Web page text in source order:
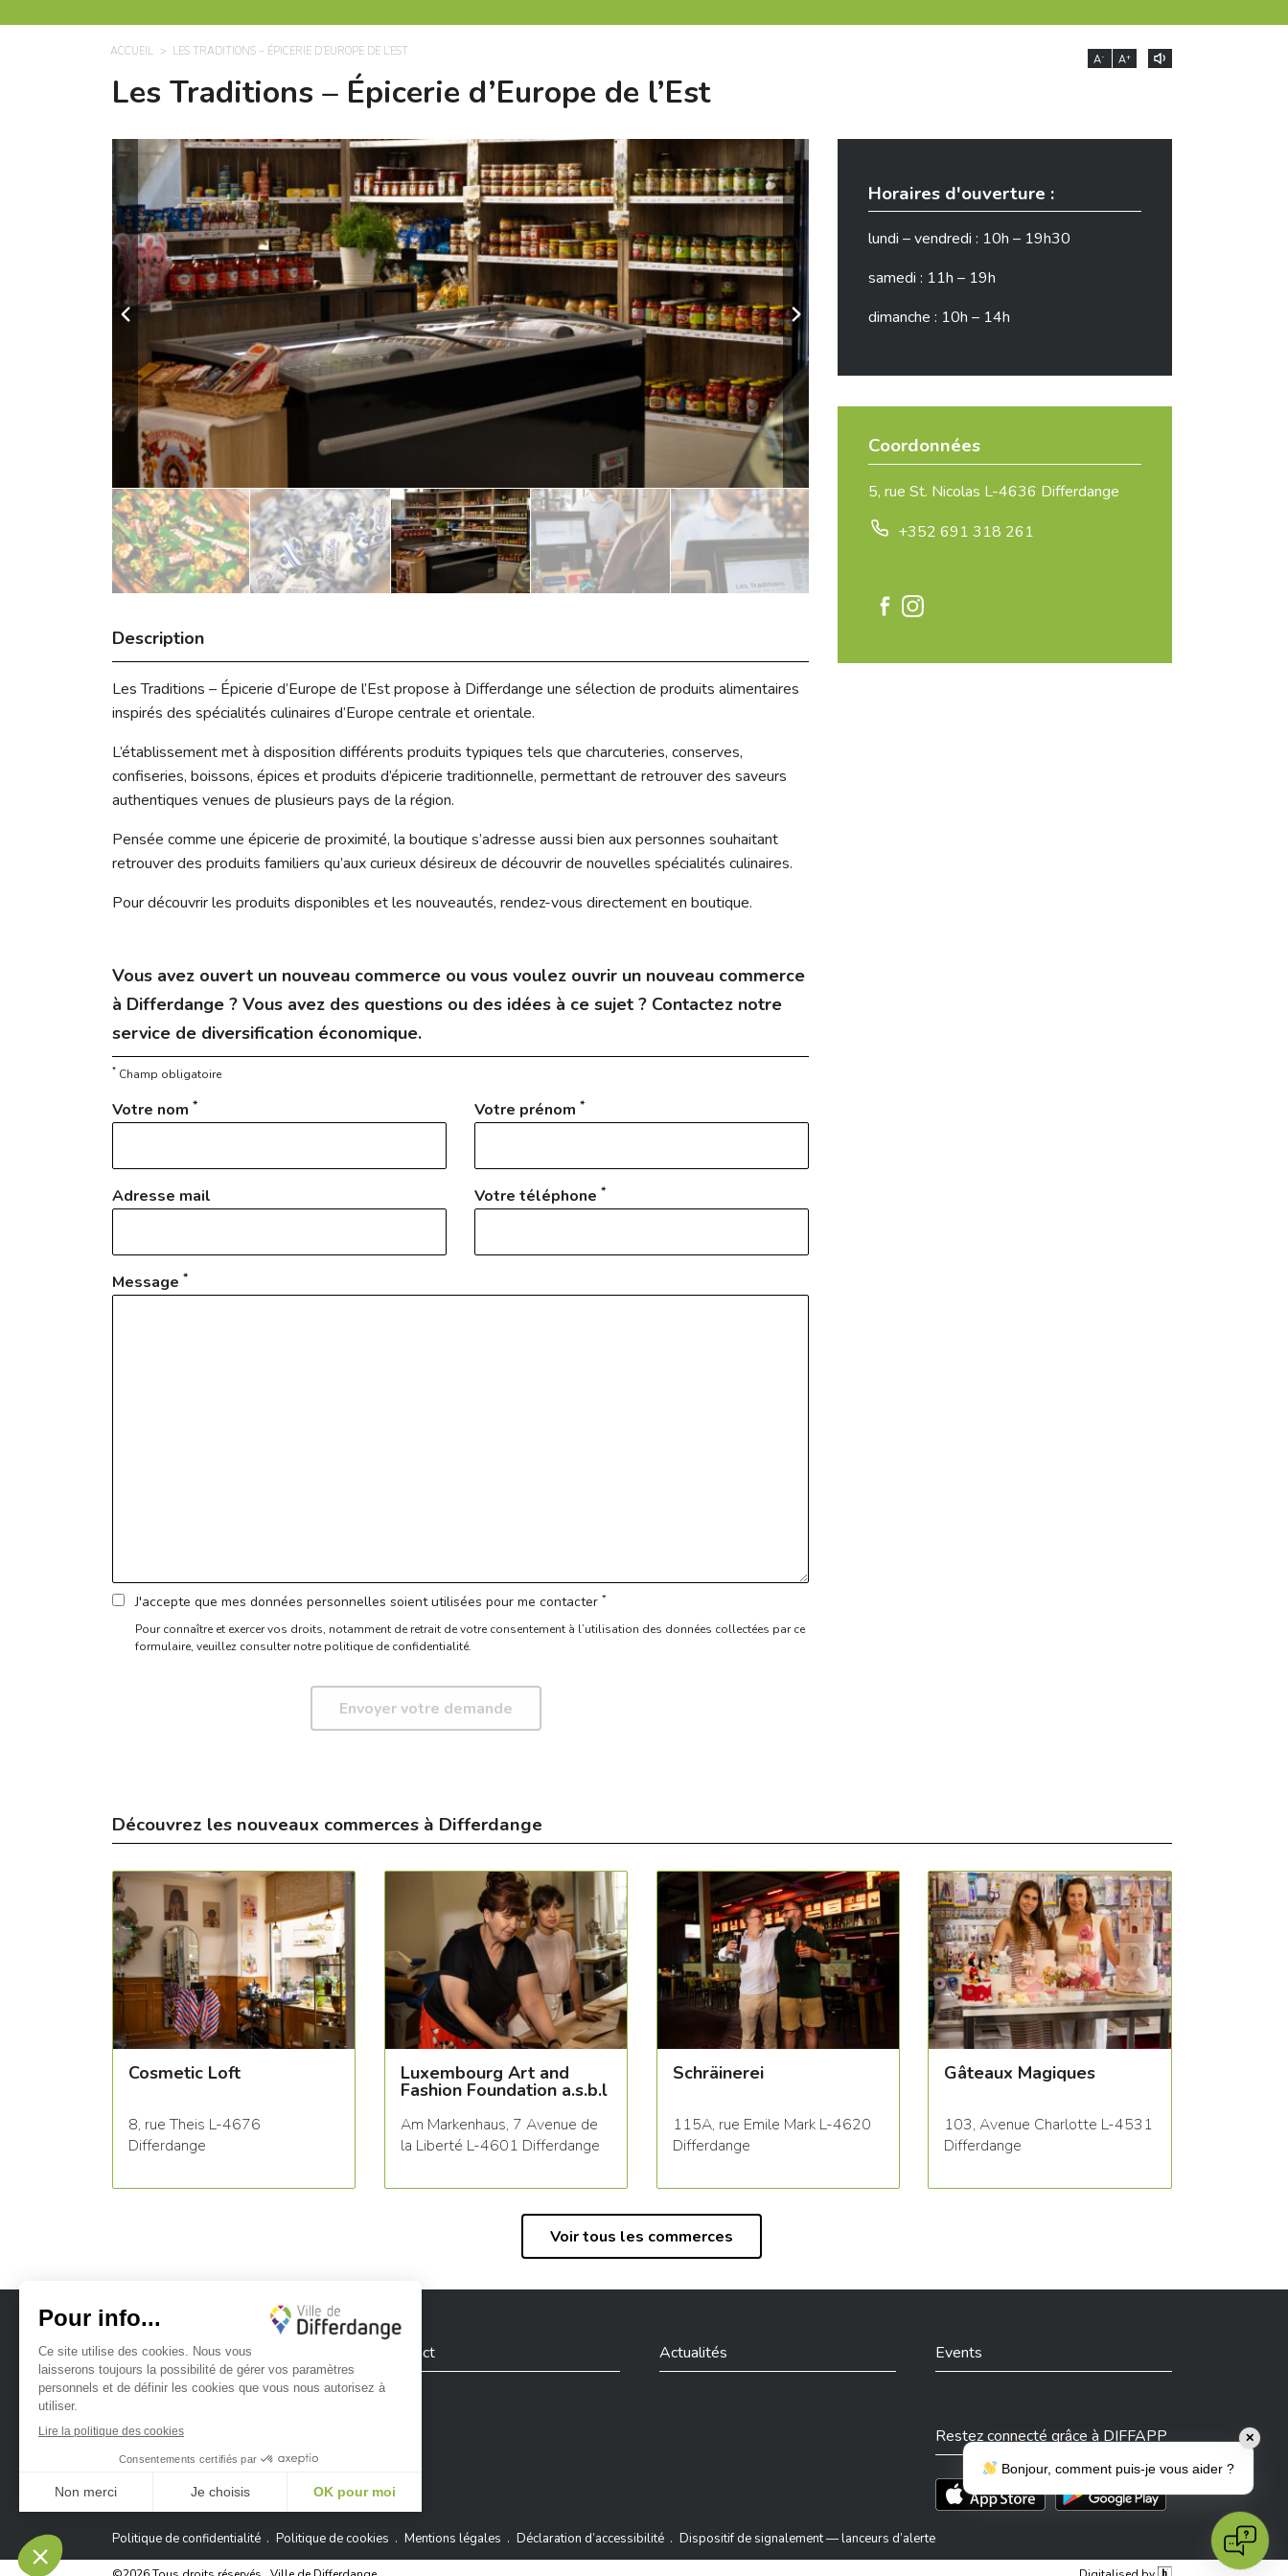
ACCUEIL LES TRADITIONS – ÉPICERIE D’EUROPE DE L’EST
A- A+
Les Traditions – Épicerie d’Europe de l’Est
Description
Les Traditions – Épicerie d’Europe de l’Est propose à Differdange une sélection de produits alimentaires
inspirés des spécialités culinaires d’Europe centrale et orientale.
L’établissement met à disposition différents produits typiques tels que charcuteries, conserves,
confiseries, boissons, épices et produits d’épicerie traditionnelle, permettant de retrouver des saveurs
authentiques venues de plusieurs pays de la région.
Pensée comme une épicerie de proximité, la boutique s’adresse aussi bien aux personnes souhaitant
retrouver des produits familiers qu’aux curieux désireux de découvrir de nouvelles spécialités culinaires.
Pour découvrir les produits disponibles et les nouveautés, rendez-vous directement en boutique.
Vous avez ouvert un nouveau commerce ou vous voulez ouvrir un nouveau commerce
à Differdange ? Vous avez des questions ou des idées à ce sujet ? Contactez notre
service de diversification économique.
*Champ obligatoire
Votre nom * Votre prénom *
Adresse mail Votre téléphone *
Message *
J'accepte que mes données personnelles soient utilisées pour me contacter *
Pour connaître et exercer vos droits, notamment de retrait de votre consentement à l’utilisation des données collectées par ce
formulaire, veuillez consulter notre politique de confidentialité.
Horaires d'ouverture :
lundi – vendredi : 10h – 19h30
samedi : 11h – 19h
dimanche : 10h – 14h
Coordonnées
5, rue St. Nicolas L-4636 Differdange
+352 691 318 261
Découvrez les nouveaux commerces à Differdange
Cosmetic Loft
8, rue Theis L-4676
Differdange
Luxembourg Art and
Fashion Foundation a.s.b.l
Am Markenhaus, 7 Avenue de
la Liberté L-4601 Differdange
Schräinerei
115A, rue Emile Mark L-4620
Differdange
Gâteaux Magiques
103, Avenue Charlotte L-4531
Differdange
Voir tous les commerces
Ville de Differdange sur Facebook
Ville de Differdange sur Instagram
Ville de Differdange sur YouTube
Contact Actualités Events
Restez connecté grâce à DIFFAPP
Téléchargez l'app sur l'App StoreTéléchargez l'app sur Play Store
Politique de confidentialité Politique de cookies Mentions légales Déclaration d’accessibilité Dispositif de signalement — lanceurs d’alerte
✕
Bonjour, comment puis-je vous aider ?